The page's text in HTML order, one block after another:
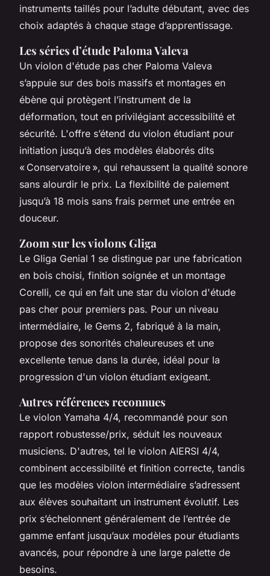
instruments taillés pour l’adulte débutant, avec des
choix adaptés à chaque stage d’apprentissage.
Les séries d’étude Paloma Valeva
Un violon d'étude pas cher Paloma Valeva
s’appuie sur des bois massifs et montages en
ébène qui protègent l’instrument de la
déformation, tout en privilégiant accessibilité et
sécurité. L'offre s’étend du violon étudiant pour
initiation jusqu’à des modèles élaborés dits
« Conservatoire », qui rehaussent la qualité sonore
sans alourdir le prix. La flexibilité de paiement
jusqu’à 18 mois sans frais permet une entrée en
douceur.
Zoom sur les violons Gliga
Le Gliga Genial 1 se distingue par une fabrication
en bois choisi, finition soignée et un montage
Corelli, ce qui en fait une star du violon d'étude
pas cher pour premiers pas. Pour un niveau
intermédiaire, le Gems 2, fabriqué à la main,
propose des sonorités chaleureuses et une
excellente tenue dans la durée, idéal pour la
progression d'un violon étudiant exigeant.
Autres références reconnues
Le violon Yamaha 4/4, recommandé pour son
rapport robustesse/prix, séduit les nouveaux
musiciens. D'autres, tel le violon AIERSI 4/4,
combinent accessibilité et finition correcte, tandis
que les modèles violon intermédiaire s’adressent
aux élèves souhaitant un instrument évolutif. Les
prix s’échelonnent généralement de l’entrée de
gamme enfant jusqu’aux modèles pour étudiants
avancés, pour répondre à une large palette de
besoins.